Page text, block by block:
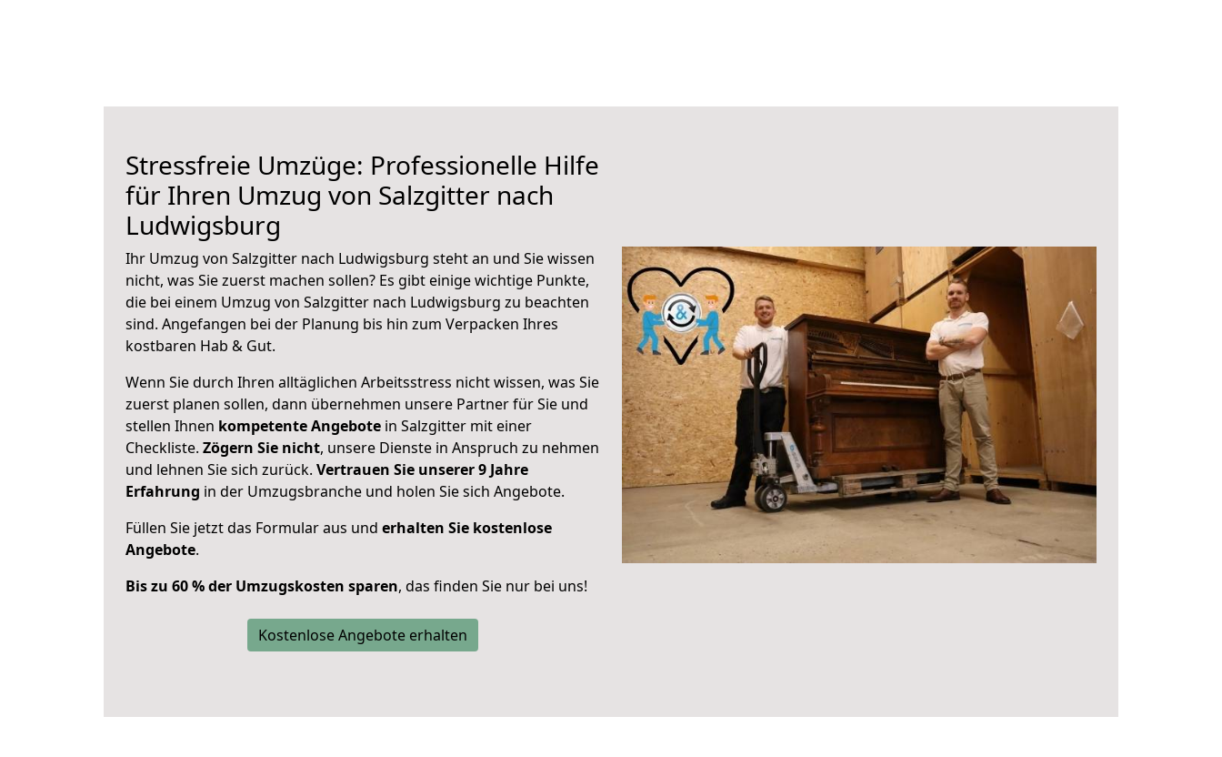
Stressfreie Umzüge: Professionelle Hilfe
für Ihren Umzug von Salzgitter nach
Ludwigsburg
Ihr Umzug von Salzgitter nach Ludwigsburg steht an und Sie wissen
nicht, was Sie zuerst machen sollen? Es gibt einige wichtige Punkte,
die bei einem Umzug von Salzgitter nach Ludwigsburg zu beachten
sind. Angefangen bei der Planung bis hin zum Verpacken Ihres
kostbaren Hab & Gut.
Wenn Sie durch Ihren alltäglichen Arbeitsstress nicht wissen, was Sie
zuerst planen sollen, dann übernehmen unsere Partner für Sie und
stellen Ihnen kompetente Angebote in Salzgitter mit einer
Checkliste. Zögern Sie nicht, unsere Dienste in Anspruch zu nehmen
und lehnen Sie sich zurück. Vertrauen Sie unserer 9 Jahre
Erfahrung in der Umzugsbranche und holen Sie sich Angebote.
Füllen Sie jetzt das Formular aus und erhalten Sie kostenlose
Angebote.
Bis zu 60 % der Umzugskosten sparen, das finden Sie nur bei uns!
Kostenlose Angebote erhalten